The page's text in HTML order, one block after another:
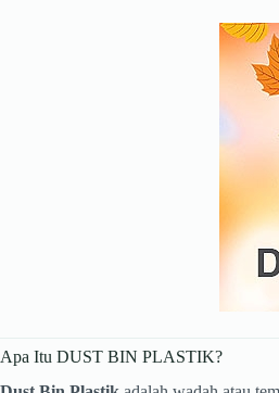
Apa Itu DUST BIN PLASTIK?